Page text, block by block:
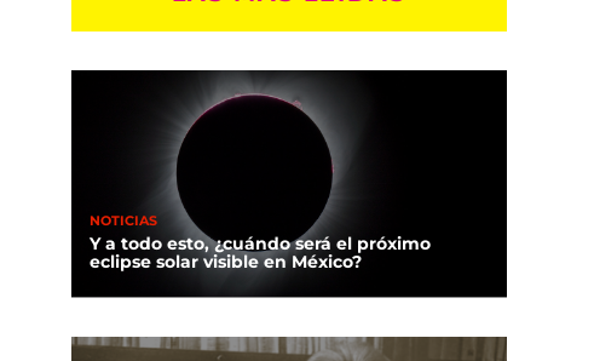
NOTICIAS
Y a todo esto, ¿cuándo será el próximo
eclipse solar visible en México?